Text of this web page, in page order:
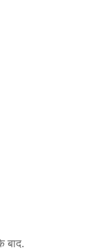
बाद.